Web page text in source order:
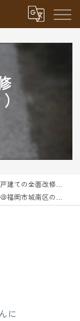
戸建ての全面改修～外構編②～
＠福岡市城南区のリフォーム
に